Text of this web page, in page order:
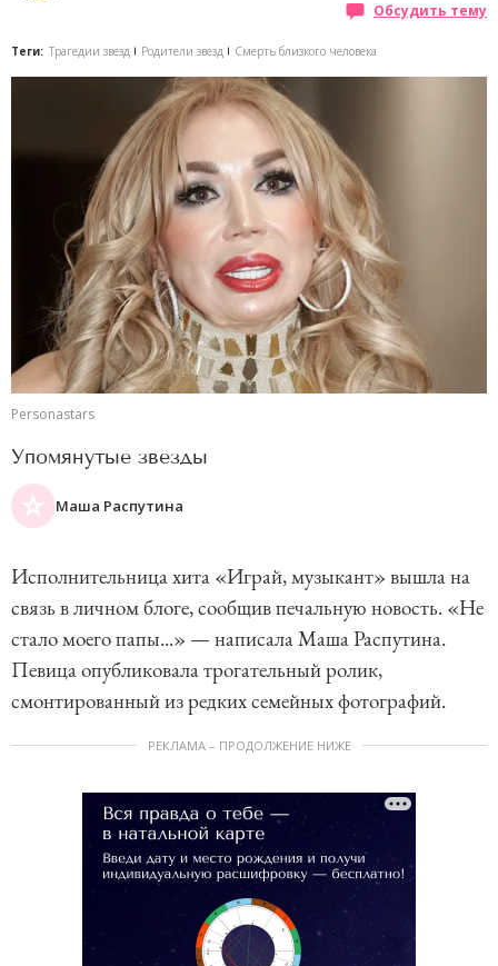
Обсудить тему
Теги: Трагедии звезд Родители звезд Смерть близкого человека
Personastars
Упомянутые звезды
Маша Распутина
Исполнительница хита «Играй, музыкант» вышла на
связь в личном блоге, сообщив печальную новость. «Не
стало моего папы...» — написала Маша Распутина.
Певица опубликовала трогательный ролик,
смонтированный из редких семейных фотографий.
РЕКЛАМА – ПРОДОЛЖЕНИЕ НИЖЕ